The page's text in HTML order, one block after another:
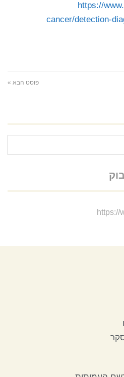
https://
cancer/detection-
פוסט הבא »
https://